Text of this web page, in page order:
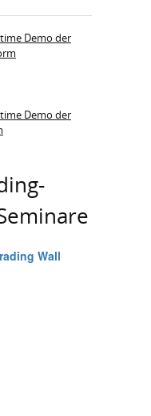
Demo der
Demo der